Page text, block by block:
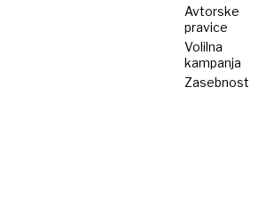
Avtorske
pravice
Volilna
kampanja
Zasebnost